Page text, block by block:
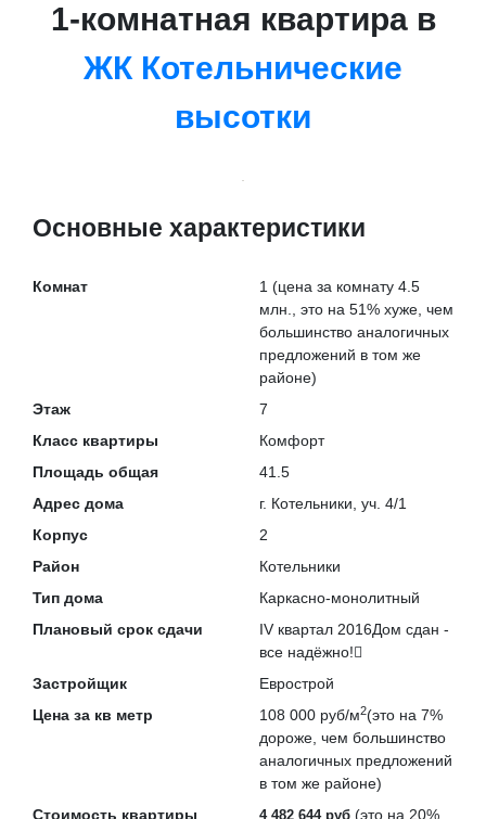
1-комнатная квартира в
ЖК Котельнические
высотки
Основные характеристики
Комнат 1 (цена за комнату 4.5
млн., это на 51% хуже , чем
большинство аналогичных
предложений в том же
районе)
Этаж
7
Класс квартиры
Комфорт
Площадь общая
41.5
Адрес дома
г. Котельники, уч. 4/1
Корпус
2
Район
Котельники
Тип дома
Каркасно-монолитный
Плановый срок сдачи
IV квартал 2016Дом сдан -
все надёжно!
Застройщик
Еврострой
Цена за кв метр
108 000 руб/м2(это на 7%
дороже , чем большинство
аналогичных предложений
в том же районе)
Стоимость квартиры
4 482 644 руб (это на 20%